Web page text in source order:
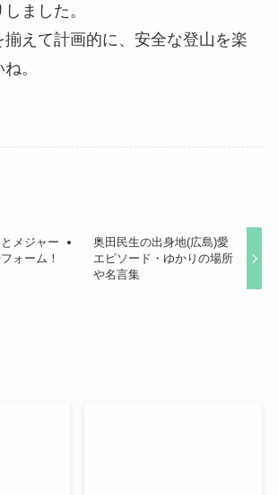
ました。
揃えて計画的に、安全な登山を楽
。
メジャー
ォーム！
奥田民生の出身地(広島)愛
エピソード・ゆかりの場所
や名言集